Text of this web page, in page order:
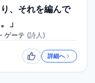
、それを編んで
」
ゲーテ (詩人 )
いいね詳細へ